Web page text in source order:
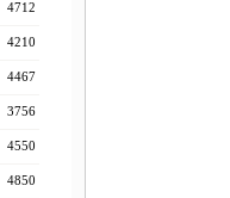
4712
4210
4467
3756
4550
4850